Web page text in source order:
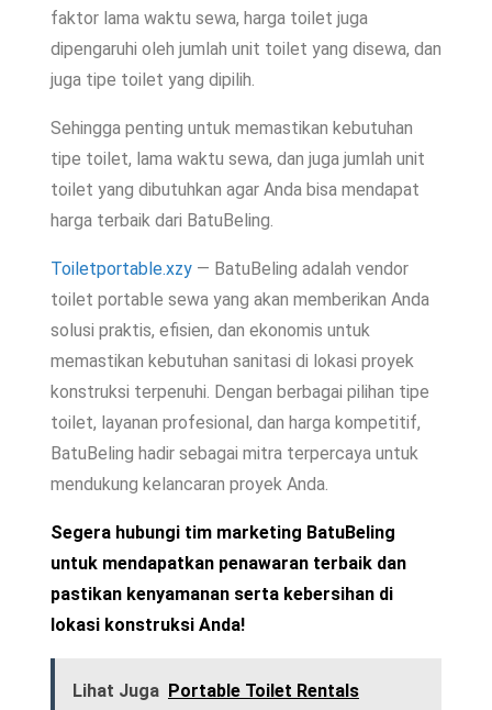
faktor lama waktu sewa, harga toilet juga
dipengaruhi oleh jumlah unit toilet yang disewa, dan
juga tipe toilet yang dipilih.
Sehingga penting untuk memastikan kebutuhan
tipe toilet, lama waktu sewa, dan juga jumlah unit
toilet yang dibutuhkan agar Anda bisa mendapat
harga terbaik dari BatuBeling.
Toiletportable.xzy — BatuBeling adalah vendor
toilet portable sewa yang akan memberikan Anda
solusi praktis, efisien, dan ekonomis untuk
memastikan kebutuhan sanitasi di lokasi proyek
konstruksi terpenuhi. Dengan berbagai pilihan tipe
toilet, layanan profesional, dan harga kompetitif,
BatuBeling hadir sebagai mitra terpercaya untuk
mendukung kelancaran proyek Anda.
Segera hubungi tim marketing BatuBeling
untuk mendapatkan penawaran terbaik dan
pastikan kenyamanan serta kebersihan di
lokasi konstruksi Anda!
Lihat Juga Portable Toilet Rentals